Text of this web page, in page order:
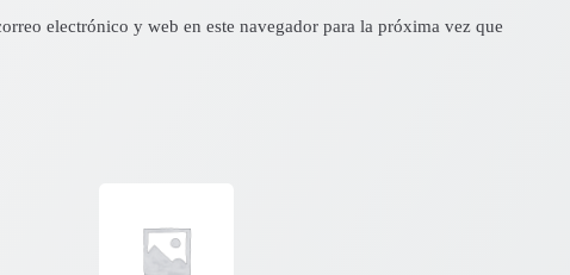
electrónico y web en este navegador para la próxima vez que